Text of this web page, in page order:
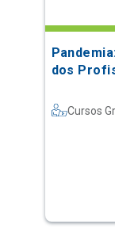
dos
Cursos